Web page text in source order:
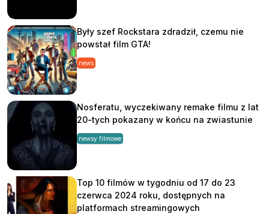
Były szef Rockstara zdradził, czemu nie
powstał film GTA!
news
Nosferatu, wyczekiwany remake filmu z lat
20-tych pokazany w końcu na zwiastunie
newsy filmowe
Top 10 filmów w tygodniu od 17 do 23
czerwca 2024 roku, dostępnych na
platformach streamingowych